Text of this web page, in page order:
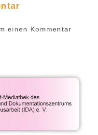
einen Kommentar